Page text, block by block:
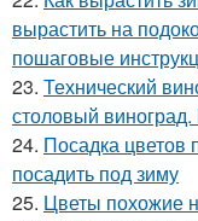
вырастить на
пошаговые
23. Технический
столовый
24. Посадка цветов
посадить под зиму
25. Цветы похожие